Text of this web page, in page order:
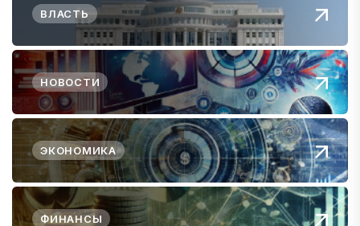
ВЛАСТЬ
НОВОСТИ
ЭКОНОМИКА
ФИНАНСЫ